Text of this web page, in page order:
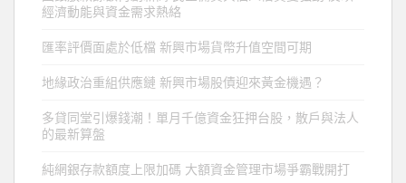
經濟動能與資金需求熱絡
匯率評價面處於低檔 新興市場貨幣升值空間可期
地緣政治重組供應鏈 新興市場股債迎來黃金機遇？
多貸同堂引爆錢潮！單月千億資金狂押台股，散戶與法人
的最新算盤
純網銀存款額度上限加碼 大額資金管理市場爭霸戰開打